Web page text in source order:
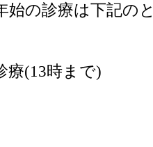
の診療は下記の
(13時まで)